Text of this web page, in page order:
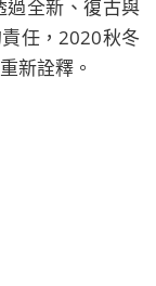
過全新、復古與
任，2020秋冬
新詮釋。